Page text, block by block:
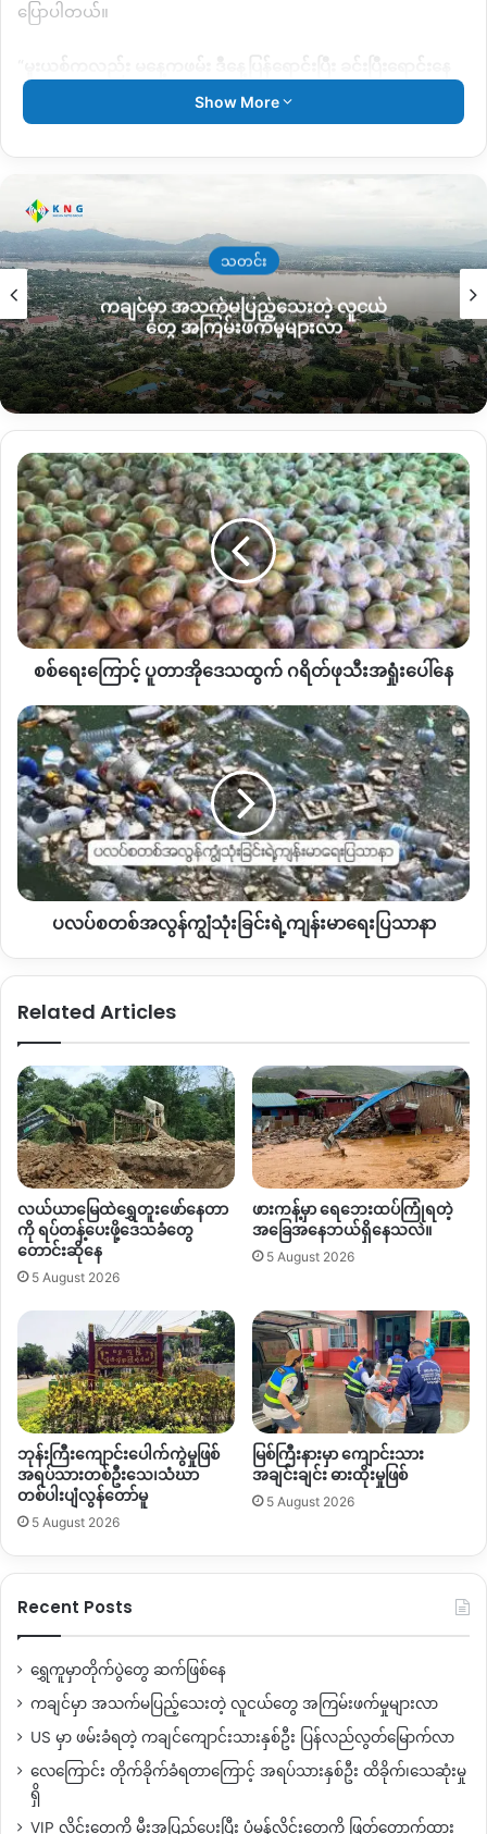
ပြောပါတယ်။
တယ်
၃၀လောက်ရှိနေတယ်။
တာ”လို့ ဆိုပါတယ်။
မူးယစ်ဆေးဝါးရောင်းဝယ်သုံးစွဲသူတွေ
များလာတာနဲ့
အတူ မိုးကောင်းမြို့မှာ ယခင်နှစ်တွေထက်ခိုးဆိုးလုယက်တာတွေ
လည်း ပိုများလာနေတယ်လို့ သိရပါတယ်။
မိုးကောင်းမြို့ထဲ ဒီနိုဝင်ဘာလ သုံးပတ်အတွင်းမှာ ဆိုင်ကယ် ၄ စီး
ထိ ပျောက်ဆုံးခဲ့ပြီး တာဝန်ရှိသူတွေကို တိုင်ကြားထားပေ
“ဖိုးသမားတွေခိုးတာ ပြီးခဲ့တဲ့ ၆ လပိုင်းလောက်ကတော့ ဖိုးသမားတ
စ်ဦး အိုးတန်းထဲက ဖုန်းတစ်လုံးခိုးယူခဲ့တာကို အိမ်ရှင်တွေ ဖမ်းမိ
ပြီး ဆုံးမပြီး ပြန်လွှတ်ပေးခဲ့တယ်”လို့ နောက်ထပ်ဒေသခံအမျိုးသား
တစ်ဦး ဆိုပါတယ်။
ဆိုင်ကယ်ခိုးယူတဲ့တရားခံတွေကိုဖမ်းဆီးနိုင်ခြင်းမရှိသေးပေ
မယ့် ဒေသခံတစ်ချို့သုံးသပ်တာကတော့ ဆိုင်ကယ်ခိုးယူသူတွေ
မူးယစ်ဆေးသမားတွေသာဖြစ်နိုင်တယ်လို့ ပြောဆိုကြပါတယ်။
အာဏာသိမ်းပြီးနောက်ပိုင်း မိုးကောင်းမြို့မှာ တစ်လကို ခိုးမှုဆယ်
ကြိမ်ထက်မနည်း ရှိနေပြီး အိမ်ရှေ့တပ်ထားတဲ့ မီးသီးအပြင် ရေမော်
တာ၊ ဆိုင်ကယ်၊ ဖုန်း စတဲ့ပစ္စည်းတွေကို အိမ်ထဲထိ ဝင်ရောက် ခိုးယူ
ကြတယ်လို့ သိရပါတယ်။
မိုးကောင်းဒေသခံတွေ ပြောကြားချက်အရတော့ ဒီလို ခိုးမှု
ပိုမို ဆိုးရွားလာတာဟာ မူးယစ်ဆေးဝါး ရောင်းဝယ်သုံးစွဲသူ
များပြားလာတာကြောင့် ဖြစ်တယ်လို့ ပြောဆိုနေကြပါတယ်။
ဟာ အထက ၂ ကျောင်းဘေး၊
ရုပ်ရှင်ရုံ ဘေးမှာရှိနေပြီး လမ်းကြီးမှာ ဆေးထိုးအပ်တန်းကြီး ပေါ်
တင်သုံးစွဲနေသူတွေလည်းရှိတယ်လို့ သိရပါတယ်။
ဒါကြောင့် ကလေးတွေ၊ ကျောင်းသား/သူတွေအတွက် အမြင်မတော်
တာတွေ၊ သွားလာရခက်ခဲတာတွေ ဖြစ်နေတဲ့အတွက် သက်ဆိုင်သူ
တွေအနေနဲ့ အရေးယူဖမ်းဆီးပေးဖို့ ဒေသခံတွေ တောင်းဆိုနေတာ
လည်းဖြစ်ပါတယ်။
ပြီးခဲ့တဲ့ နိုဝင်ဘာလ ရွာသစ်ရပ်ကွက်နဲ့
ရပ်ကွက်ကြား မူးယစ်ဆေးဝါးရောင်းဝယ်သုံးစွဲသူ
ကားဖမ်းခေါ်သွားတဲ့တစ်ရက်အတွင်းမှာ အလားတူ မိုးကောင်း
မြို့
ကျွန်းတောရပ်ကွက်က မညိုမီထွန်းရဲ့ နေအိမ်ကနေ ကျပ်
သိန်း ၆ထောင်ကျော် တန်ဖိုးရှိတဲ့ မူးယစ်ဆေးဝါးတွေကို ဖမ်းဆီးရမိ
ခဲ့တယ်လို့ မူးယစ်ဆေးဝါးတာဆီးနှိမ်နင်းရေး ရဲတပ်ဖွဲ့(CCDAC
Myanmar)ကလည်း သူတို့ရဲ့ဖော့စဘုတ်ပေ့ကနေ ထုတ်ပြန်ခဲ့ပါ
တယ်။
By – Hope
Show More
သတင်း
ကချင်မှာ အသက်မပြည့်သေးတဲ့ လူငယ်
တွေ အကြမ်းဖက်မှုများလာ
စစ်
ရေး
ကြော
င့် ပူ
တာ
အို
ဒေသ
ထွက် ဂရိတ်
ဖု
သီး
နေ
စစ်ရေးကြောင့် ပူတာအိုဒေသထွက် ဂရိတ်ဖုသီးအရှုံးပေါ်နေ
ပလပ်
စ
တစ်
အလွန်
ကျွံ
သုံး
ခြင်း
ကျန်းမာ‌ရေး
ပလပ်စတစ်အလွန်ကျွံသုံးခြင်းရဲ့ကျန်းမာ‌ရေးပြသာနာ
Related Articles
လယ်ယာမြေထဲရွှေတူးဖော်နေတာ
ကို ရပ်တန့်ပေးဖို့ဒေသခံတွေ
တောင်းဆိုနေ
5 August 2026
ဖားကန့်မှာ ရေဘေးထပ်ကြုံရတဲ့
အခြေအနေဘယ်ရှိနေသလဲ။
5 August 2026
ဘုန်းကြီးကျောင်းပေါက်ကွဲမှုဖြစ်
အရပ်သားတစ်ဦးသေ၊သံဃာ
တစ်ပါးပျံလွန်တော်မူ
5 August 2026
မြစ်ကြီးနားမှာ ကျောင်းသား
အချင်းချင်း ဓားထိုးမှုဖြစ်
5 August 2026
Recent Posts
ရွှေကူမှာတိုက်ပွဲတွေ ဆက်ဖြစ်နေ
ကချင်မှာ အသက်မပြည့်သေးတဲ့ လူငယ်တွေ အကြမ်းဖက်မှုများလာ
US မှာ ဖမ်းခံရတဲ့ ကချင်ကျောင်းသားနှစ်ဦး ပြန်လည်လွတ်မြောက်လာ
လေကြောင်း တိုက်ခိုက်ခံရတာကြောင့် အရပ်သားနှစ်ဦး ထိခိုက်၊သေဆုံးမှု
ရှိ
VIP လိုင်းတွေကို မီးအပြည့်ပေးပြီး ပုံမှန်လိုင်းတွေကို ဖြတ်တောက်ထား